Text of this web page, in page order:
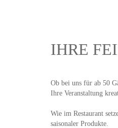
IHRE
Ob bei uns für ab 50
Ihre Veranstaltung
Wie im Restaurant
saisonaler Produkte.